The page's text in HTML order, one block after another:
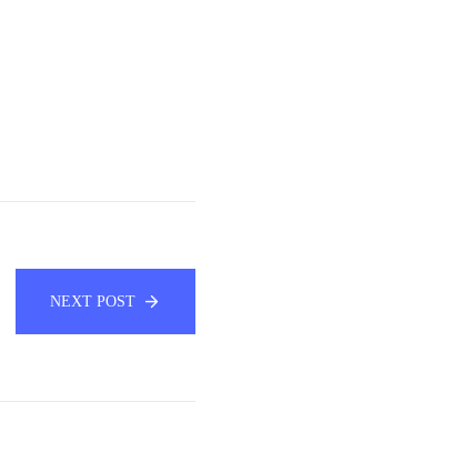
NEXT POST